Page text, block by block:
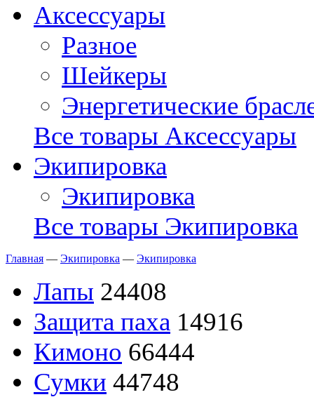
Аксессуары
Разное
Шейкеры
Энергетические
Все товары Аксессуары
Экипировка
Экипировка
Все товары Экипировка
Главная — Экипировка — Экипировка
Лапы 24408
Защита паха 14916
Кимоно 66444
Сумки 44748